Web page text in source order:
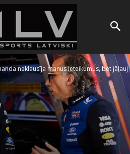
neklausīja manus ieteikumus, bet jāļauj